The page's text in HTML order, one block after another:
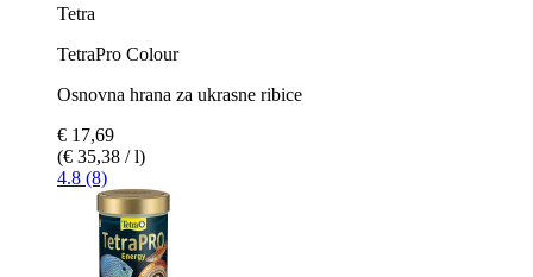
Tetra
TetraPro Colour
Osnovna hrana za ukrasne ribice
€ 17,69
(€ 35,38 / l)
4.8 (8)